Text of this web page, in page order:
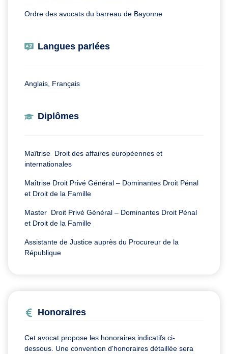
Ordre des avocats du barreau de Bayonne
Langues parlées
Anglais, Français
Diplômes
Maîtrise Droit des affaires européennes et
internationales
Maîtrise Droit Privé Général – Dominantes Droit Pénal
et Droit de la Famille
Master Droit Privé Général – Dominantes Droit Pénal
et Droit de la Famille
Assistante de Justice auprès du Procureur de la
République
Honoraires
Cet avocat propose les honoraires indicatifs ci-
dessous. Une convention d'honoraires détaillée sera